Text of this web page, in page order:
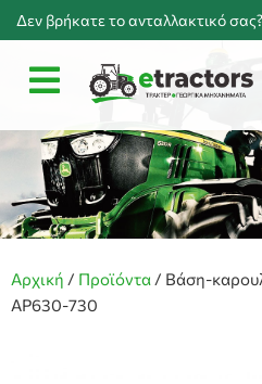
Δεν βρήκατε το ανταλλακτικό σας?
Αρχική / Προϊόντα / Βάση-
AP630-730